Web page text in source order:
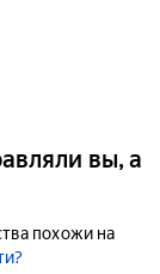
вы, а
похожи на